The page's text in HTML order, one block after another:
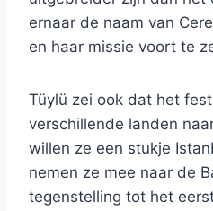
ernaar de naam van
en haar missie voort te
Tüylü zei ook dat het
verschillende landen
willen ze een stukje
nemen ze mee naar de
tegenstelling tot het